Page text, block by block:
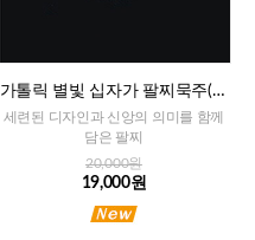
가톨릭 별빛 십자가 팔찌묵주(로
즈골드)
세련된 디자인과 신앙의 의미를 함께
담은 팔찌
20,000원
19,000원